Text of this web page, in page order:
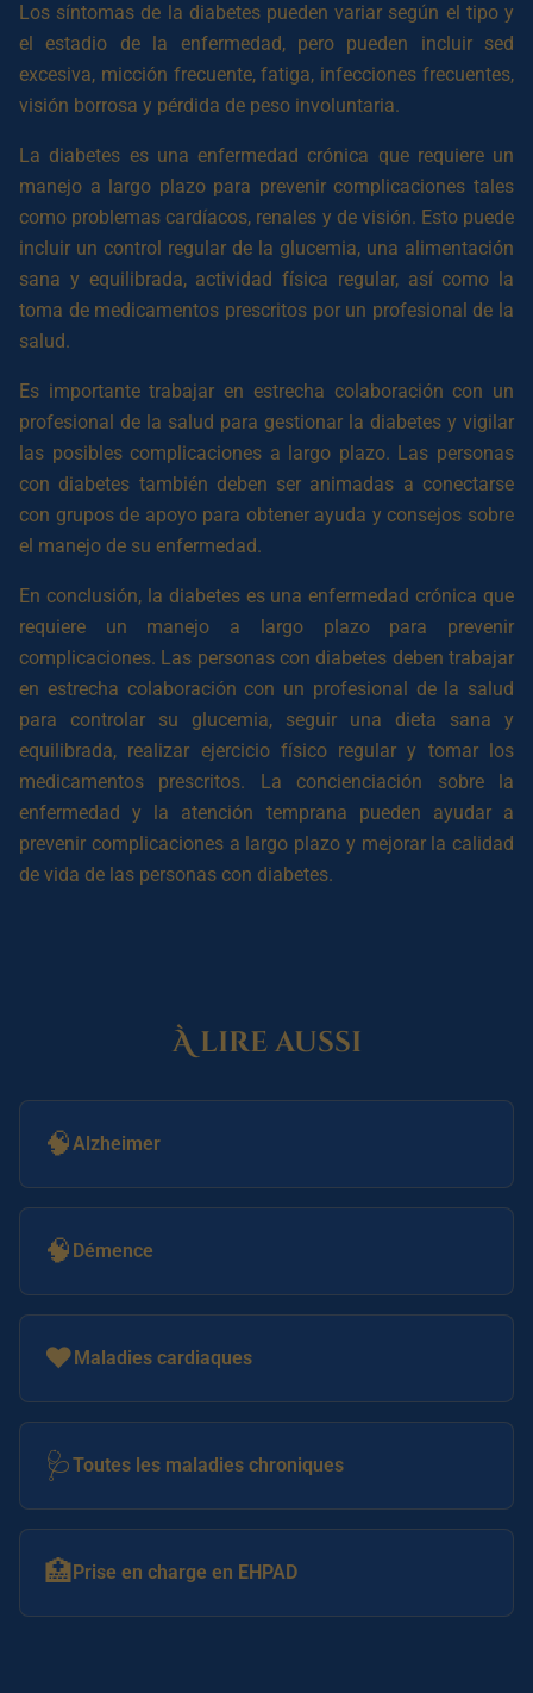
Los síntomas de la diabetes pueden variar según el tipo y
el estadio de la enfermedad, pero pueden incluir sed
excesiva, micción frecuente, fatiga, infecciones frecuentes,
visión borrosa y pérdida de peso involuntaria.
La diabetes es una enfermedad crónica que requiere un
manejo a largo plazo para prevenir complicaciones tales
como problemas cardíacos, renales y de visión. Esto puede
incluir un control regular de la glucemia, una alimentación
sana y equilibrada, actividad física regular, así como la
toma de medicamentos prescritos por un profesional de la
salud.
Es importante trabajar en estrecha colaboración con un
profesional de la salud para gestionar la diabetes y vigilar
las posibles complicaciones a largo plazo. Las personas
con diabetes también deben ser animadas a conectarse
con grupos de apoyo para obtener ayuda y consejos sobre
el manejo de su enfermedad.
En conclusión, la diabetes es una enfermedad crónica que
requiere un manejo a largo plazo para prevenir
complicaciones. Las personas con diabetes deben trabajar
en estrecha colaboración con un profesional de la salud
para controlar su glucemia, seguir una dieta sana y
equilibrada, realizar ejercicio físico regular y tomar los
medicamentos prescritos. La concienciación sobre la
enfermedad y la atención temprana pueden ayudar a
prevenir complicaciones a largo plazo y mejorar la calidad
de vida de las personas con diabetes.
À lire aussi
🧠Alzheimer
🧠 Démence
❤️Maladies cardiaques
🩺Toutes les maladies chroniques
🏥Prise en charge en EHPAD